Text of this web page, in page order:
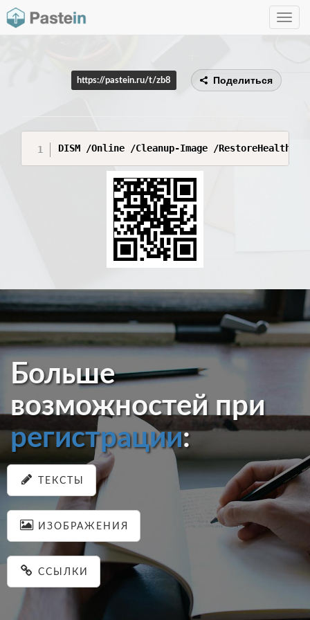
Toggle
https://pastein.ru/t/zb8 Поделиться
DISM /Online /Cleanup-Image /
Больше
возможностей при
регистрации:
ТЕКСТЫ
ИЗОБРАЖЕНИЯ
ССЫЛКИ